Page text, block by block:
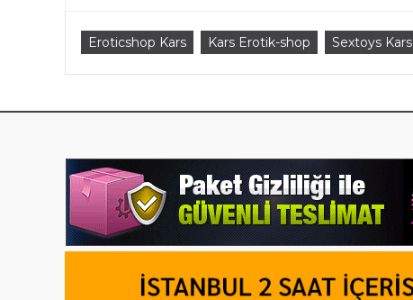
Eroticshop Kars Kars Erotik-shop Sextoys Kars